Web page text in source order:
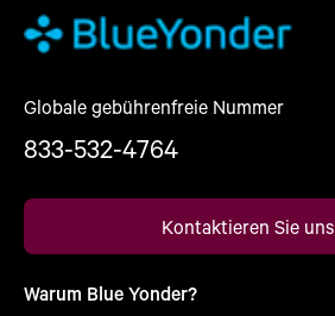
Globale gebührenfreie Nummer
833-532-4764
Kontaktieren Sie uns
Warum Blue Yonder?